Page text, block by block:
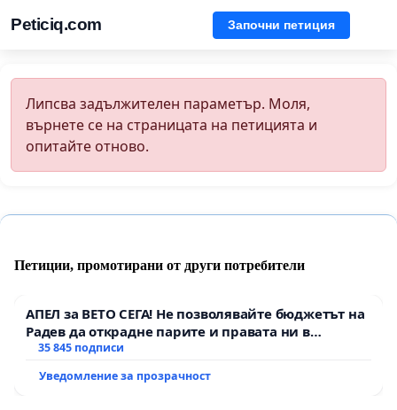
Peticiq.com Започни петиция
Липсва задължителен параметър. Моля,
върнете се на страницата на петицията и
опитайте отново.
Петиции, промотирани от други потребители
АПЕЛ за ВЕТО СЕГА! Не позволявайте бюджетът на
Радев да открадне парите и правата ни в
тъмното
35 845 подписи
Уведомление за прозрачност